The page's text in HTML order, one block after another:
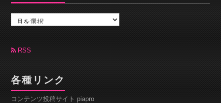
カ
ブ RSS
各種リンク
コンテンツ投稿サイト piapro